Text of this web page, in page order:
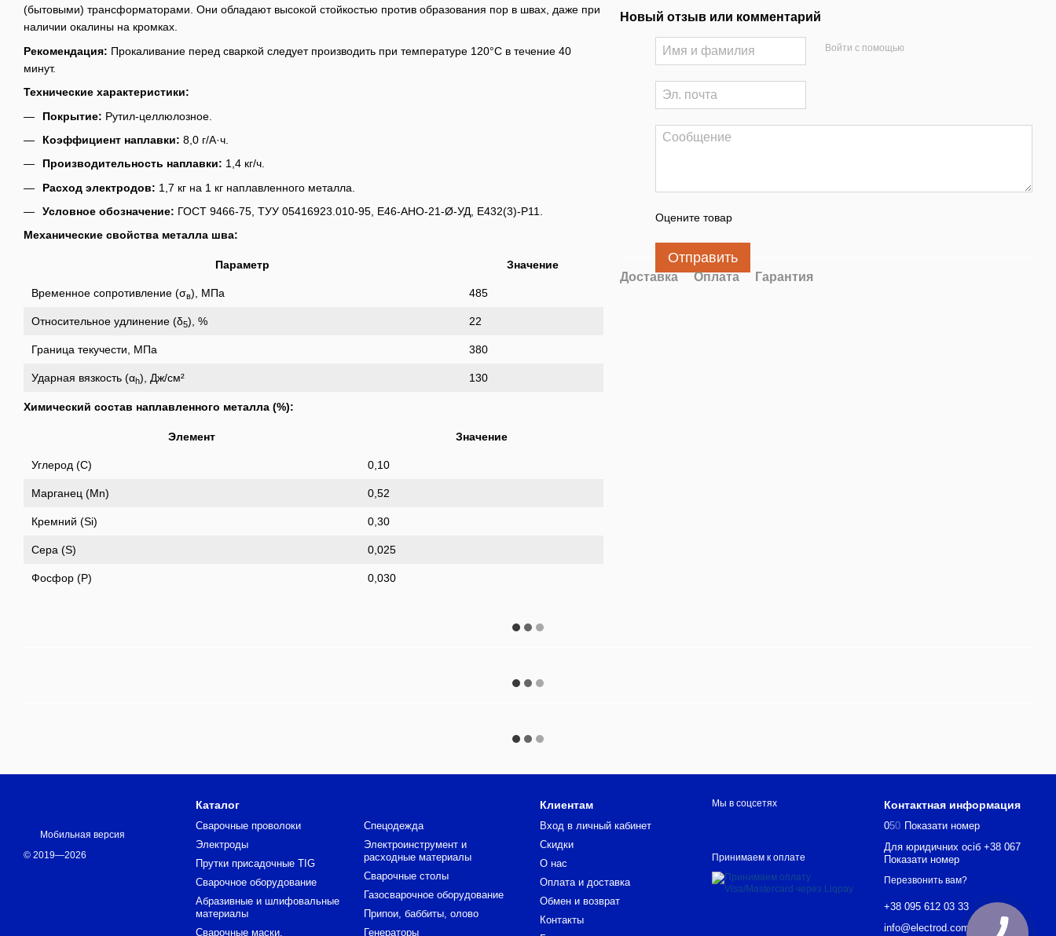
(бытовыми) трансформаторами. Они обладают высокой стойкостью против образования пор в швах, даже при
наличии окалины на кромках.
Рекомендация: Прокаливание перед сваркой следует производить при температуре 120°C в течение 40
минут.
Технические характеристики:
Покрытие: Рутил-целлюлозное.
Коэффициент наплавки: 8,0 г/А·ч.
Производительность наплавки: 1,4 кг/ч.
Расход электродов: 1,7 кг на 1 кг наплавленного металла.
Условное обозначение: ГОСТ 9466-75, ТУУ 05416923.010-95, Е46-АНО-21-Ø-УД, Е432(3)-Р11.
Механические свойства металла шва:
Параметр Значение
Временное сопротивление (σв), МПа 485
Относительное удлинение (δ5), % 22
Граница текучести, МПа 380
Ударная вязкость (αh), Дж/см² 130
Химический состав наплавленного металла (%):
Элемент Значение
Углерод (C) 0,10
Марганец (Mn) 0,52
Кремний (Si) 0,30
Сера (S) 0,025
Фосфор (P) 0,030
Новый отзыв или комментарий
Войти с помощью
Оцените товар
Отправить
Доставка Оплата Гарантия
Мобильная версия
© 2019—2026
Каталог
Сварочные проволоки
Электроды
Прутки присадочные TIG
Сварочное оборудование
Абразивные и шлифовальные
материалы
Сварочные маски,
Спецодежда
Электроинструмент и
расходные материалы
Сварочные столы
Газосварочное оборудование
Припои, баббиты, олово
Генераторы
Клиентам
Вход в личный кабинет
Скидки
О нас
Оплата и доставка
Обмен и возврат
Контакты
Мы в соцсетях
Принимаем к оплате
Контактная информация
050 Показати номер
Для юридичних осіб +38 067
Показати номер
Перезвонить вам?
+38 095 612 03 33
info@electrod.com.ua